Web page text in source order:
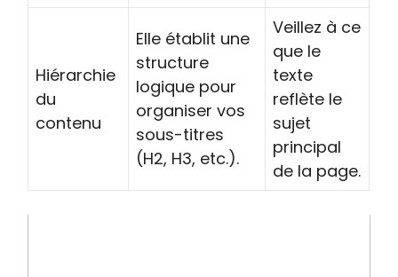
Hiérarchie
du
contenu
Elle établit une
structure
logique pour
organiser vos
sous-titres
(H2, H3, etc.).
Veillez à ce
que le
texte
reflète le
sujet
principal
de la page.